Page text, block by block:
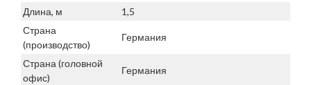
Длина, м
1,5
Страна
(производство)
Германия
Страна (головной
офис)
Германия